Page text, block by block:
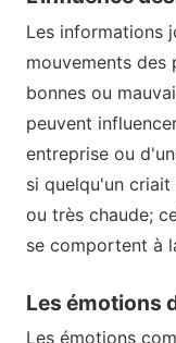
Les informations
mouvements des
bonnes ou
peuvent
entreprise ou
si quelqu'un
ou très chaude;
se comportent à
Les émotions
Les émotions